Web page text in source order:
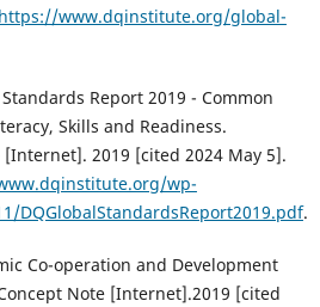
https://www.dqinstitute.org/global-
Report 2019 - Common
Skills and Readiness.
2019 [cited 2024 May 5].
wp-
DQGlobalStandardsReport2019.pdf.
Co-operation and Development
Note [Internet].2019 [cited